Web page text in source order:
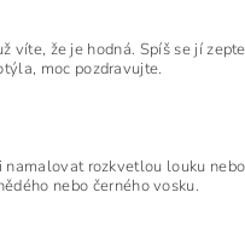
víte, že je hodná. Spíš se jí
moc pozdravujte.
rozkvetlou louku
nebo černého vosku.